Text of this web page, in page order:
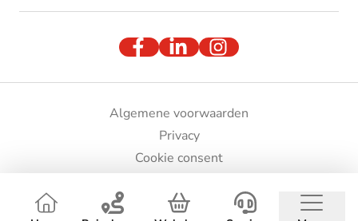
Algemene voorwaarden
Privacy
Cookie consent